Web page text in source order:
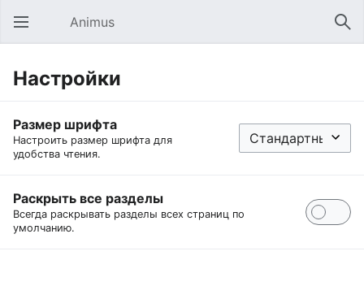
Открыть главное меню Animus
Настройки
Размер шрифта
Настроить размер шрифта для
удобства чтения.
Раскрыть все разделы
Всегда раскрывать разделы всех страниц по
умолчанию.